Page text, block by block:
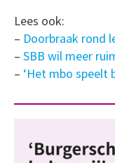
Lees ook:
– Doorbraak rond
– SBB wil meer
– ‘Het mbo speelt